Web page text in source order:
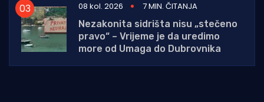
08 kol. 2026
7 MIN. ČITANJA
Nezakonita sidrišta nisu „stečeno
pravo“ – Vrijeme je da uredimo
more od Umaga do Dubrovnika